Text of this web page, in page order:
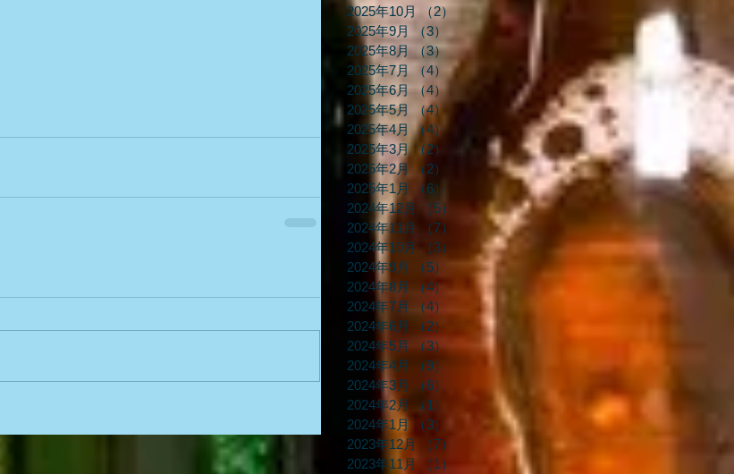
2025年10月
（2）
2件の記事
2025年9月
（3）
3件の記事
2025年8月 （3）3件の記事
2025年7月
（4）
4件の記事
2025年6月 （4）
2025年5月
（4）
2025年4月 （4）
2025年3月
（2）
2件の記事
2025年2月
（2）
2件の記事
2025年1月
（6）
6件の記事
2024年12月
（5）
5件の記事
2024年11月
（7）
7件の記事
2024年10月
（3）
3件の記事
2024年9月
（5）
5件の記事
2024年8月
（4）4件の記事
2024年7月
（4）
4件の記事
2024年6月
（2）
2件の記事
2024年5月
（3）
3件の記事
2024年4月
（9）
9件の記事
2024年3月
（6）
2024年2月
（1）
1件の記事
2024年1月
（3）
3件の記事
2023年12月
（7）
7件の記事
2023年11月
（1）